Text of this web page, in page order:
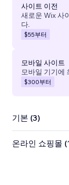
사이트 이전
새로운 Wix 사
다.
$55부터
모바일 사이트
모바일 기기에
$300부터
기본 (3)
온라인 쇼핑몰